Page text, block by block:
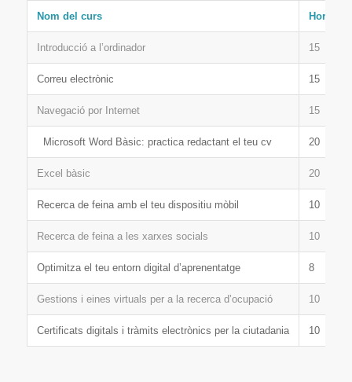
Nom del curs Hores
Introducció a l’ordinador 15
Correu electrònic 15
Navegació por Internet 15
Microsoft Word Bàsic: practica redactant el teu cv 20
Excel bàsic 20
Recerca de feina amb el teu dispositiu mòbil 10
Recerca de feina a les xarxes socials 10
Optimitza el teu entorn digital d’aprenentatge 8
Gestions i eines virtuals per a la recerca d’ocupació 10
Certificats digitals i tràmits electrònics per la ciutadania 10